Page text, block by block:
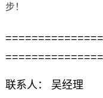
步！
联系人： 吴经理